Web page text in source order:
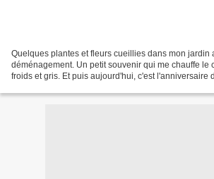
Quelques plantes et fleurs cueillies dans mon jardin
déménagement. Un petit souvenir qui me chauffe le
froids et gris. Et puis aujourd'hui, c'est l'anniversaire